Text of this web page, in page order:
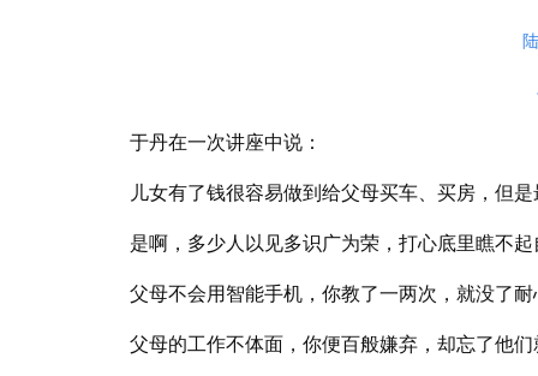
于丹在一次讲座中说：
儿女有了钱很容易做到给父母买车、买房，但
是啊，多少人以见多识广为荣，打心底里瞧不
父母不会用智能手机，你教了一两次，就没了耐
父母的工作不体面，你便百般嫌弃，却忘了他